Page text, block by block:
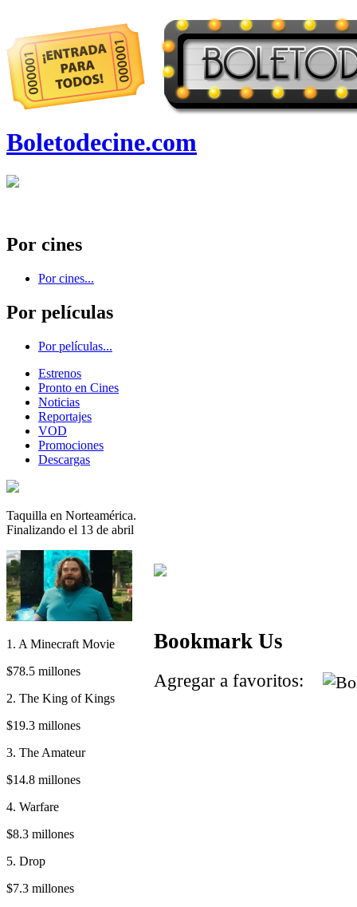
Boletodecine.com
Por cines
Por cines...
Por películas
Por películas...
Estrenos
Pronto en Cines
Noticias
Reportajes
VOD
Promociones
Descargas
Taquilla en Norteamérica.
Finalizando el 13 de abril
1. A Minecraft Movie
$78.5 millones
2. The King of Kings
$19.3 millones
3. The Amateur
$14.8 millones
4. Warfare
$8.3 millones
5. Drop
$7.3 millones
Bookmark Us
Agregar a favoritos: